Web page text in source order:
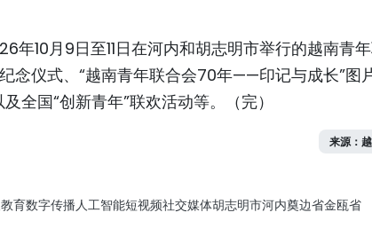
10月9日至11日在河内和胡志明市举行的越南青
念仪式、“越南青年联合会70年——印记与成长”图
全国“创新青年”联欢活动等。（完）
来源：
育数字传播人工智能短视频社交媒体胡志明市河内奠边省金瓯省